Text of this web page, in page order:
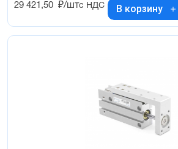
29 421,50 ₽/штс НДС В корзину